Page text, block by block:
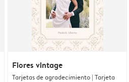
Flores vintage
Tarjetas de agradecimiento | Tarjeta